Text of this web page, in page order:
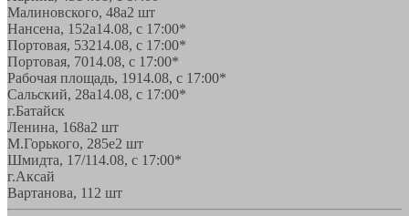
Малиновского, 48а2 шт
Нансена, 152а14.08, с 17:00*
Портовая, 53214.08, с 17:00*
Портовая, 7014.08, с 17:00*
Рабочая площадь, 1914.08, с 17:00*
Сальский, 28a14.08, с 17:00*
г.Батайск
Ленина, 168а2 шт
М.Горького, 285е2 шт
Шмидта, 17/114.08, с 17:00*
г.Аксай
Вартанова, 11 2 шт